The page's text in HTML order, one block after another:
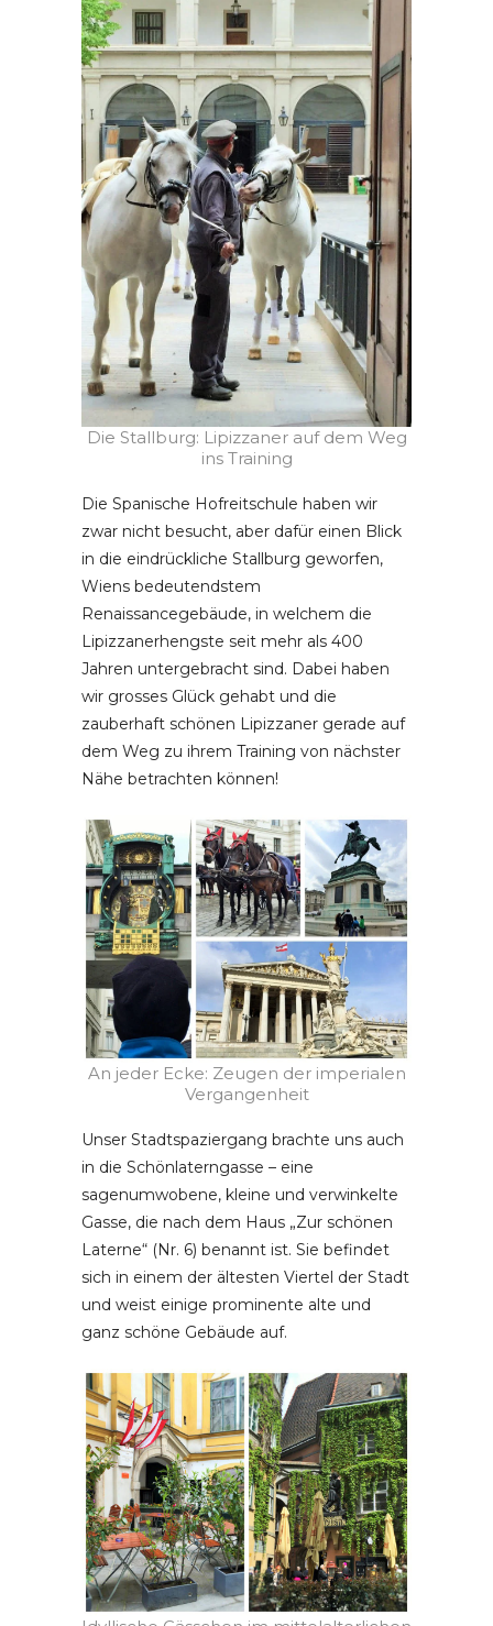
Die Stallburg: Lipizzaner auf dem Weg
ins Training
Die Spanische Hofreitschule haben wir
zwar nicht besucht, aber dafür einen Blick
in die eindrückliche Stallburg geworfen,
Wiens bedeutendstem
Renaissancegebäude, in welchem die
Lipizzanerhengste seit mehr als 400
Jahren untergebracht sind. Dabei haben
wir grosses Glück gehabt und die
zauberhaft schönen Lipizzaner gerade auf
dem Weg zu ihrem Training von nächster
Nähe betrachten können!
An jeder Ecke: Zeugen der imperialen
Vergangenheit
Unser Stadtspaziergang brachte uns auch
in die Schönlaterngasse – eine
sagenumwobene, kleine und verwinkelte
Gasse, die nach dem Haus „Zur schönen
Laterne“ (Nr. 6) benannt ist. Sie befindet
sich in einem der ältesten Viertel der Stadt
und weist einige prominente alte und
ganz schöne Gebäude auf.